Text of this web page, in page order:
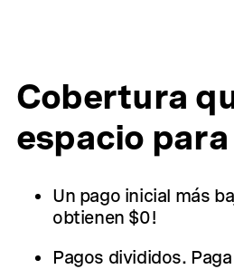
Cobertura
espacio
Un pago inicial más
obtienen $0!
Pagos divididos.